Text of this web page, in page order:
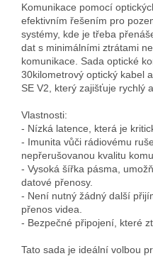
Komunikace pomocí
efektivním řešením pro
systémy, kde je třeba
dat s minimálními ztrátami
komunikace. Sada optické
30kilometrový optický kabel
SE V2, který zajišťuje rychlý
Vlastnosti:
- Nízká latence, která je
- Imunita vůči rádiovému
nepřerušovanou kvalitu
- Vysoká šířka pásma,
datové přenosy.
- Není nutný žádný další
přenos videa.
- Bezpečné připojení, které
Tato sada je ideální volbou